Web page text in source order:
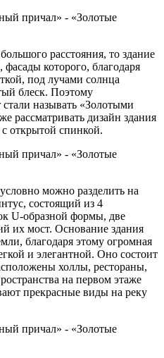
расстояния, то здание
которого, благодаря
под лучами солнца
блеск. Поэтому
стали называть «Золотыми
рассматривать дизайн здания
открытой спинкой.
можно разделить на
состоящий из 4
U-образной формы, две
их мост. Основание здания
благодаря этому огромная
и элегантной. Оно состоит
холлы, рестораны,
на первом этаже
прекрасные виды на реку